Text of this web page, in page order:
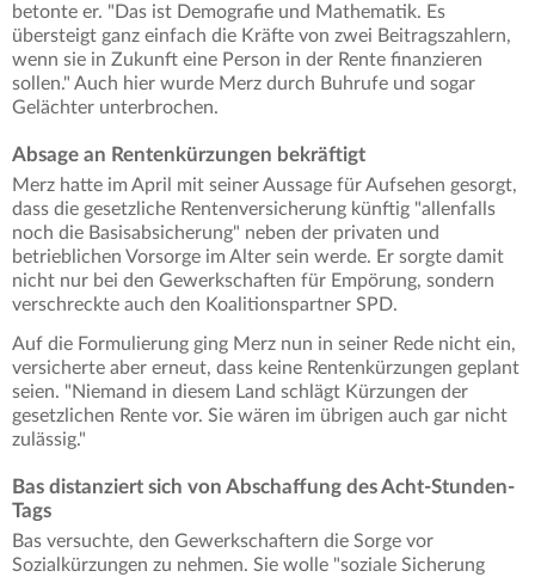
betonte er. "Das ist Demografie und Mathematik. Es
übersteigt ganz einfach die Kräfte von zwei Beitragszahlern,
wenn sie in Zukunft eine Person in der Rente finanzieren
sollen." Auch hier wurde Merz durch Buhrufe und sogar
Gelächter unterbrochen.
Absage an Rentenkürzungen bekräftigt
Merz hatte im April mit seiner Aussage für Aufsehen gesorgt,
dass die gesetzliche Rentenversicherung künftig "allenfalls
noch die Basisabsicherung" neben der privaten und
betrieblichen Vorsorge im Alter sein werde. Er sorgte damit
nicht nur bei den Gewerkschaften für Empörung, sondern
verschreckte auch den Koalitionspartner SPD.
Auf die Formulierung ging Merz nun in seiner Rede nicht ein,
versicherte aber erneut, dass keine Rentenkürzungen geplant
seien. "Niemand in diesem Land schlägt Kürzungen der
gesetzlichen Rente vor. Sie wären im übrigen auch gar nicht
zulässig."
Bas distanziert sich von Abschaffung des Acht-Stunden-
Tags
Bas versuchte, den Gewerkschaftern die Sorge vor
Sozialkürzungen zu nehmen. Sie wolle "soziale Sicherung